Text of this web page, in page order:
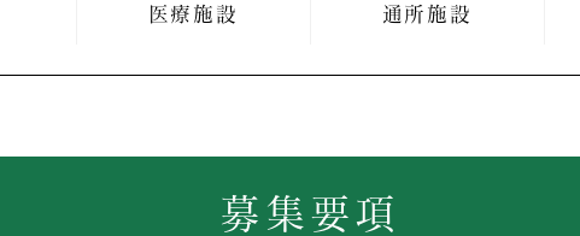
医療施設 通所施設
募集要項